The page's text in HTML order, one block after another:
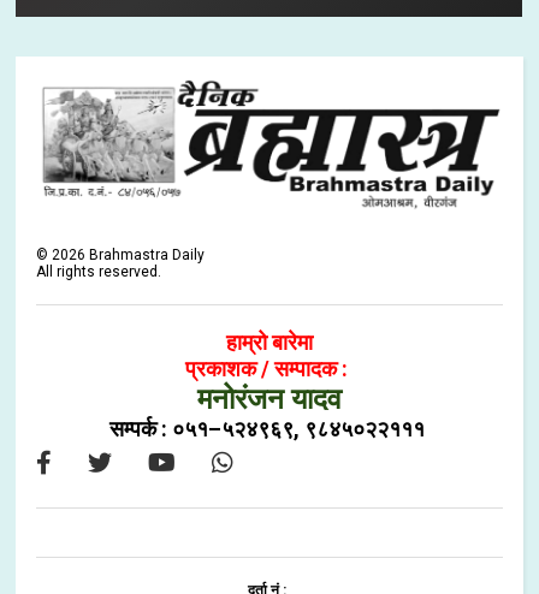
©2026 Brahmastra Daily
All rights reserved.
हाम्रो बारेमा
प्रकाशक / सम्पादक :
मनोरंजन यादव
सम्पर्क : ०५१–५२४९६९, ९८४५०२२१११